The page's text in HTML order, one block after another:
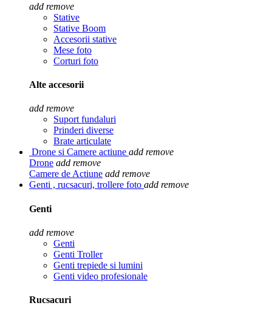
add remove
Stative
Stative Boom
Accesorii stative
Mese foto
Corturi foto
Alte accesorii
add remove
Suport fundaluri
Prinderi diverse
Brate articulate
Drone si Camere actiune add remove
Drone add remove
Camere de Actiune add remove
Genti , rucsacuri, trollere foto add remove
Genti
add remove
Genti
Genti Troller
Genti trepiede si lumini
Genti video profesionale
Rucsacuri